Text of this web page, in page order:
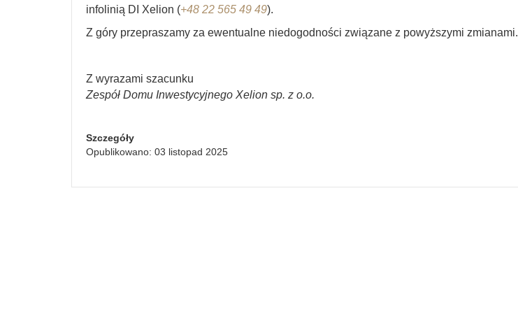
infolinią DI Xelion (+48 22 565 49 49).
Z góry przepraszamy za ewentualne niedogodności związane z powyższymi zmianami.
Z wyrazami szacunku
Zespół Domu Inwestycyjnego Xelion sp. z o.o.
Szczegóły
Opublikowano: 03 listopad 2025